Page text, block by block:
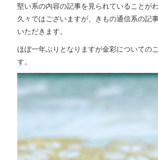
堅い系の内容の記事を見られていることが
久々ではございますが、きもの通信系の記
いただきます。
ほぼ一年ぶりとなりますが金彩についての
す。